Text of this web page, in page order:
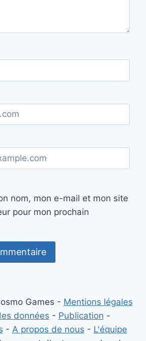
nom, mon e-mail et mon site
pour mon prochain
Games - Mentions légales
données - Publication -
- A propos de nous - L'équipe